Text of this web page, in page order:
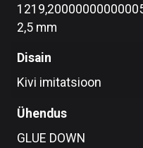
2,5 mm
Disain
Kivi imitatsioon
Ühendus
GLUE DOWN